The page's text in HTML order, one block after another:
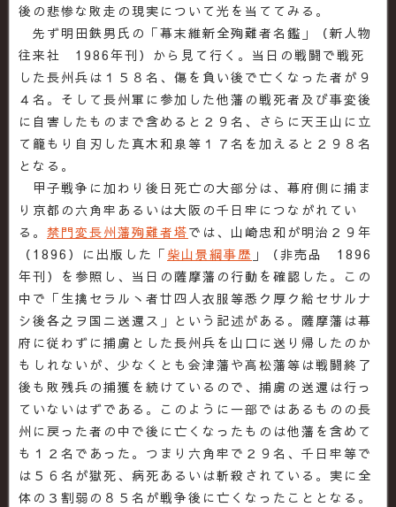
後の悲惨な敗走の現実について光を当ててみる。
先ず明田鉄男氏の「幕末維新全殉難者名鑑」（新人物
往来社 1986年刊）から見て行く。当日の戦闘で戦死
した長州兵は１５８名、傷を負い後で亡くなった者が９
４名。そして長州軍に参加した他藩の戦死者及び事変後
に自害したものまで含めると２９名、さらに天王山に立
て籠もり自刃した真木和泉等１７名を加えると２９８名
となる。
甲子戦争に加わり後日死亡の大部分は、幕府側に捕ま
り京都の六角牢あるいは大阪の千日牢につながれてい
る。 禁門変長州藩殉難者塔では、山崎忠和が明治２９年
（1896）に出版した「 柴山景綱事歴 」（非売品 1896
年刊）を参照し、当日の薩摩藩の行動を確認した。この
中で「生擒セラルヽ者廿四人衣服等悉ク厚ク給セサルナ
シ後各之ヲ国ニ送還ス」という記述がある。薩摩藩は幕
府に従わずに捕虜とした長州兵を山口に送り帰したのか
もしれないが、少なくとも会津藩や高松藩等は戦闘終了
後も敗残兵の捕獲を続けているので、捕虜の送還は行っ
ていないはずである。このように一部ではあるものの長
州に戻った者の中で後に亡くなったものは他藩を含めて
も１２名であった。つまり六角牢で２９名、千日牢等で
は５６名が獄死、病死あるいは斬殺されている。実に全
体の３割弱の８５名が戦争後に亡くなったこととなる。